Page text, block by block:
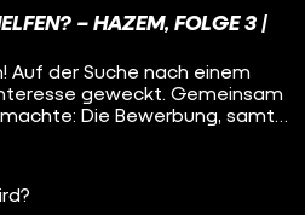
starten. Ein Thema, das nun
gemeinsam mit Kumpel
Club. Ob Hazem es schaffen
euch jetzt die finale Folge
– HAZEM, FOLGE 3 |
Auf der Suche nach einem
geweckt. Gemeinsam
Die Bewerbung, samt
Land anzukommen und
in Hazems Musik einen Platz
hat er einen Auftritt in einem